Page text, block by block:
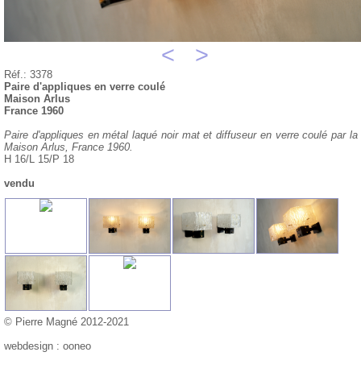
< >
Réf.: 3378
Paire d'appliques en verre coulé
Maison Arlus
France 1960
Paire d'appliques en métal laqué noir mat et diffuseur en verre coulé par la
Maison Arlus, France 1960.
H 16/L 15/P 18
vendu
© Pierre Magné 2012-2021
webdesign : ooneo